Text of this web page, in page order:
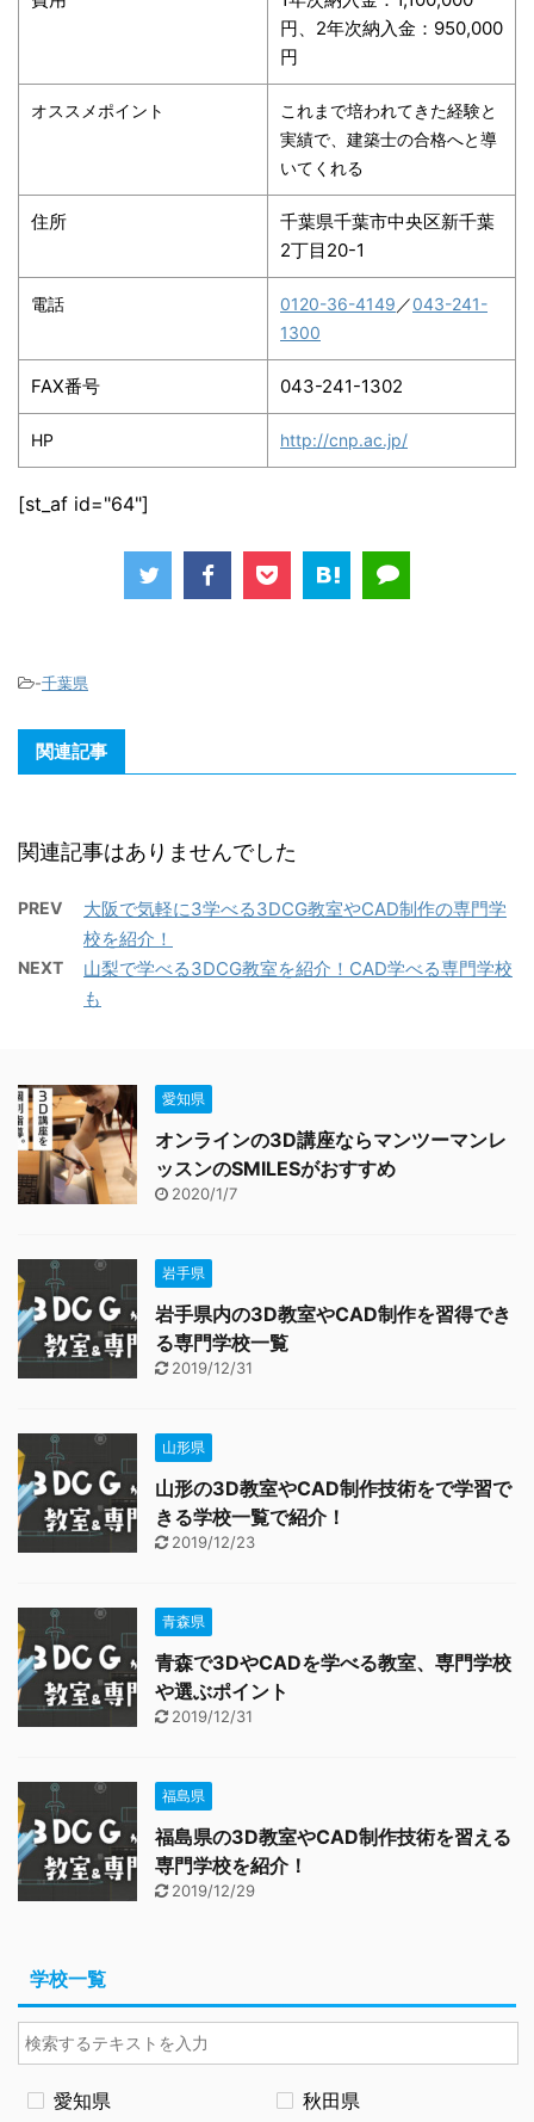
円、2年次納入金：950,000
円
オススメポイント
これまで培われてきた経験と
実績で、建築士の合格へと導
いてくれる
住所
千葉県千葉市中央区新千葉
2丁目20-1
電話 0120-36-4149 ／043-241-
1300
FAX番号 043-241-1302
HP http://cnp.ac.jp/
[st_af id="64"]
-千葉県
関連記事
関連記事はありませんでした
PREV
大阪で気軽に3学べる3DCG教室やCAD制作の専門学
校を紹介！
NEXT
山梨で学べる3DCG教室を紹介！CAD学べる専門学校
も
愛知県
オンラインの3D講座ならマンツーマンレ
ッスンのSMILESがおすすめ
2020/1/7
岩手県
岩手県内の3D教室やCAD制作を習得でき
る専門学校一覧
2019/12/31
山形県
山形の3D教室やCAD制作技術をで学習で
きる学校一覧で紹介！
2019/12/23
青森県
青森で3DやCADを学べる教室、専門学校
や選ぶポイント
2019/12/31
福島県
福島県の3D教室やCAD制作技術を習える
専門学校を紹介！
2019/12/29
学校一覧
愛知県
秋田県